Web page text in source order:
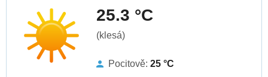
25.3 °C
(klesá)
Pocitově: 25 °C